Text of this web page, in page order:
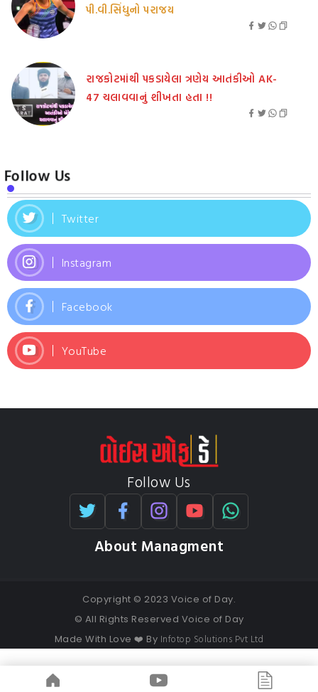
પી.વી.સિંધુનો પરાજય
રાજકોટમાંથી પકડાયેલા ત્રણેય આતંકીઓ AK-
47 ચલાવવાનું શીખતા હતા !!
Follow Us
Twitter
Instagram
Facebook
YouTube
Follow Us
About Managment
Copyright © 2023 Voice of Day.
© All Rights Reserved Voice of Day
Made With Love ❤️ By Infotop Solutions Pvt Ltd